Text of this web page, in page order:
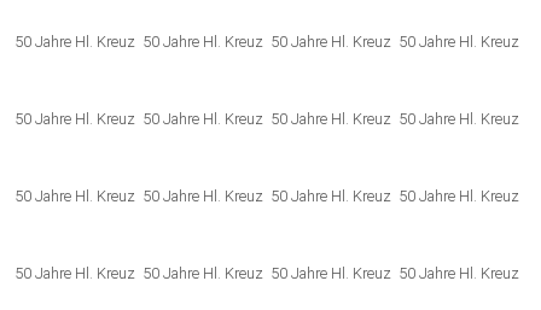
50 Jahre Hl. Kreuz 50 Jahre Hl. Kreuz 50 Jahre Hl. Kreuz 50 Jahre Hl. Kreuz
50 Jahre Hl. Kreuz 50 Jahre Hl. Kreuz 50 Jahre Hl. Kreuz 50 Jahre Hl. Kreuz
50 Jahre Hl. Kreuz 50 Jahre Hl. Kreuz 50 Jahre Hl. Kreuz 50 Jahre Hl. Kreuz
50 Jahre Hl. Kreuz 50 Jahre Hl. Kreuz 50 Jahre Hl. Kreuz 50 Jahre Hl. Kreuz